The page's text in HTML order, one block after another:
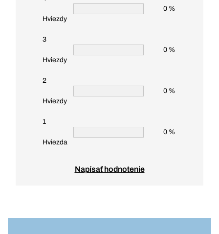
Hviezdy
0 %
3
Hviezdy
0 %
2
Hviezdy
0 %
1
Hviezda
0 %
Napísať hodnotenie